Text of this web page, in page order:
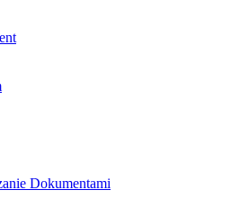
Dokumentami